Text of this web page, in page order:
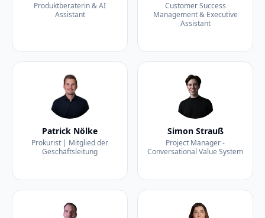
Produktberaterin & AI
Assistant
Customer Success
Management & Executive
Assistant
Patrick Nölke
Prokurist | Mitglied der
Geschäftsleitung
Simon Strauß
Project Manager -
Conversational Value System